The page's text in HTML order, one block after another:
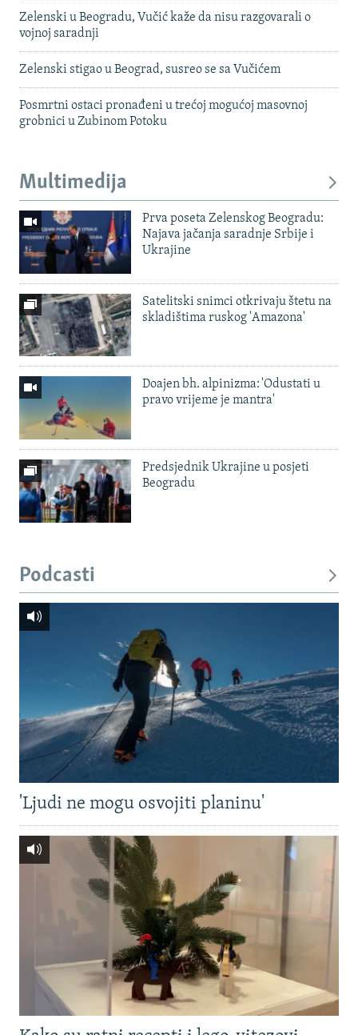
Zelenski u Beogradu, Vučić kaže da nisu razgovarali o
vojnoj saradnji
Zelenski stigao u Beograd, susreo se sa Vučićem
Posmrtni ostaci pronađeni u trećoj mogućoj masovnoj
grobnici u Zubinom Potoku
Multimedija
Prva poseta Zelenskog Beogradu:
Najava jačanja saradnje Srbije i
Ukrajine
Satelitski snimci otkrivaju štetu na
skladištima ruskog 'Amazona'
Doajen bh. alpinizma: 'Odustati u
pravo vrijeme je mantra'
Predsjednik Ukrajine u posjeti
Beogradu
Podcasti
'Ljudi ne mogu osvojiti planinu'